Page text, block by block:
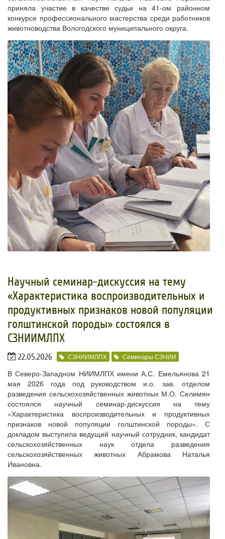
приняла участие в качестве судьи на 41-ом районном
конкурсе профессионального мастерства среди работников
животноводства Вологодского муниципального округа.
Научный семинар-дискуссия на тему
«Характеристика воспроизводительных и
продуктивных признаков новой популяции
голштинской породы» состоялся в
СЗНИИМЛПХ
22.05.2026 СЗНИИМЛПХ Семинары СЗНИИ
В Северо-Западном НИИМЛПХ имени А.С. Емельянова 21
мая 2026 года под руководством и.о. зав. отделом
разведения сельскохозяйственных животных М.О. Селимян
состоялся научный семинар-дискуссия на тему
«Характеристика воспроизводительных и продуктивных
признаков новой популяции голштинской породы». С
докладом выступила ведущий научный сотрудник, кандидат
сельскохозяйственных наук отдела разведения
сельскохозяйственных животных Абрамова Наталья
Ивановна.